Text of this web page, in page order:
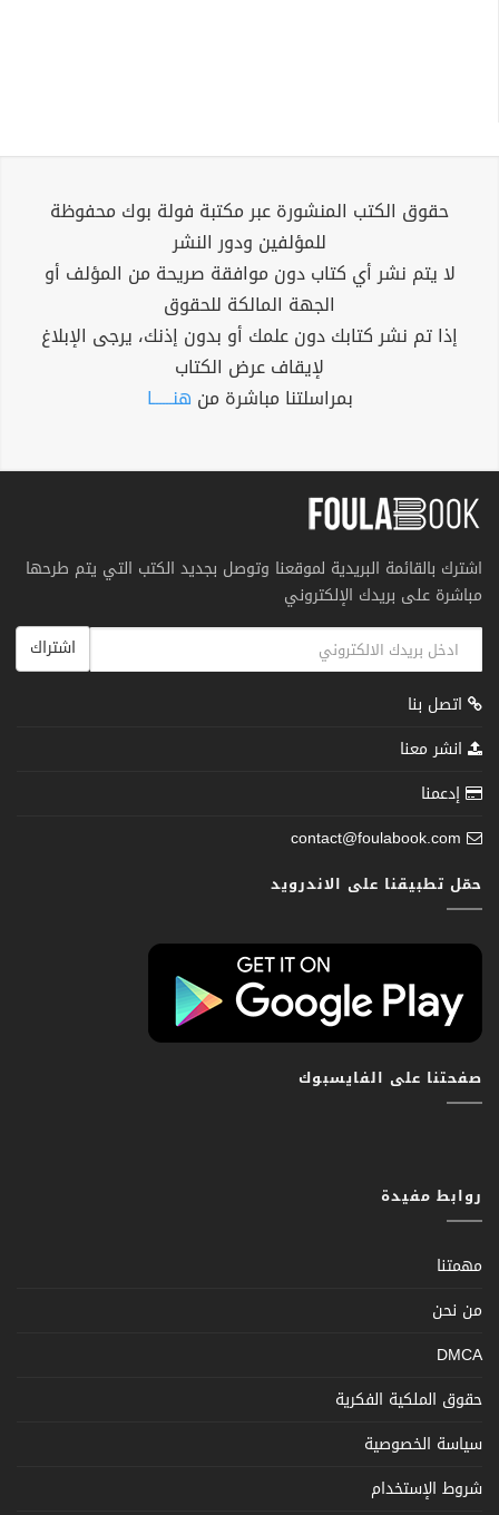
حقوق الكتب المنشورة عبر مكتبة فولة بوك محفوظة
للمؤلفين ودور النشر
لا يتم نشر أي كتاب دون موافقة صريحة من المؤلف أو
الجهة المالكة للحقوق
إذا تم نشر كتابك دون علمك أو بدون إذنك، يرجى الإبلاغ
لإيقاف عرض الكتاب
بمراسلتنا مباشرة من هنــــــا
اشترك بالقائمة البريدية لموقعنا وتوصل بجديد الكتب التي يتم طرحها
مباشرة على بريدك الإلكتروني
اشتراك
اتصل بنا
انشر معنا
إدعمنا
contact@foulabook.com
حمّل تطبيقنا على الاندرويد
صفحتنا على الفايسبوك
روابط مفيدة
مهمتنا
من نحن
DMCA
حقوق الملكية الفكرية
سياسة الخصوصية
شروط الإستخدام